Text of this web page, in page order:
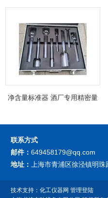
净含量标准器 酒厂专用精密量
联系方式
邮件：649458179@qq.com
地址：
上海市青浦区徐泾镇明
技术支持：化工仪器网 管理登陆